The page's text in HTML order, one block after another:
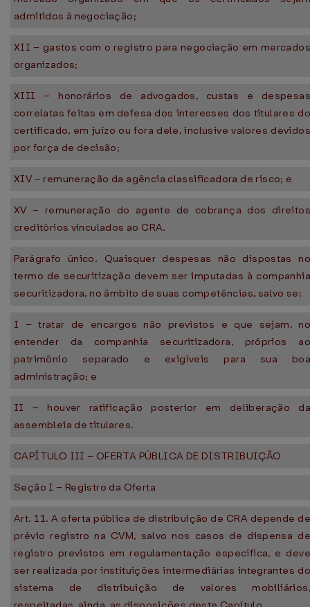
admitidos à negociação;
XII – gastos com o registro para negociação em mercados
organizados;
XIII – honorários de advogados, custas e despesas
correlatas feitas em defesa dos interesses dos titulares do
certificado, em juízo ou fora dele, inclusive valores devidos
por força de decisão;
XIV – remuneração da agência classificadora de risco; e
XV – remuneração do agente de cobrança dos direitos
creditórios vinculados ao CRA.
Parágrafo único. Quaisquer despesas não dispostas no
termo de securitização devem ser imputadas à companhia
securitizadora, no âmbito de suas competências, salvo se:
I – tratar de encargos não previstos e que sejam, no
entender da companhia securitizadora, próprios ao
patrimônio separado e exigíveis para sua boa
administração; e
II – houver ratificação posterior em deliberação da
assembleia de titulares.
CAPÍTULO III – OFERTA PÚBLICA DE DISTRIBUIÇÃO
Seção I – Registro da Oferta
Art. 11. A oferta pública de distribuição de CRA depende de
prévio registro na CVM, salvo nos casos de dispensa de
registro previstos em regulamentação específica, e deve
ser realizada por instituições intermediárias integrantes do
sistema de distribuição de valores mobiliários,